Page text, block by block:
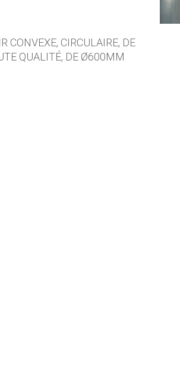
CONVEXE, CIRCULAIRE, DE
QUALITÉ, DE Ø600MM